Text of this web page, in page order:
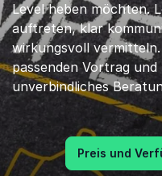
Level heben möchten.
auftreten, klar
wirkungsvoll
passenden Vortrag und
unverbindliches
Preis und